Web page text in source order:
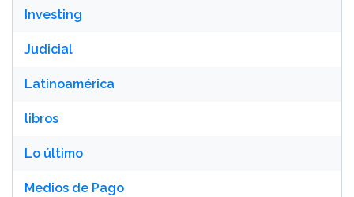
Investing
Judicial
Latinoamérica
libros
Lo último
Medios de Pago